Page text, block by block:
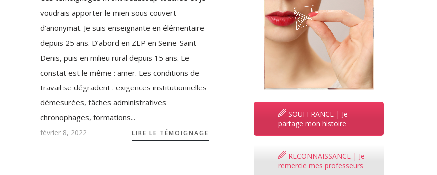
voudrais apporter le mien sous couvert
d’anonymat. Je suis enseignante en élémentaire
depuis 25 ans. D’abord en ZEP en Seine-Saint-
Denis, puis en milieu rural depuis 15 ans. Le
constat est le même : amer. Les conditions de
travail se dégradent : exigences institutionnelles
démesurées, tâches administratives
chronophages, formations...
février 8, 2022 LIRE LE TÉMOIGNAGE
SOUFFRANCE | Je
partage mon histoire
RECONNAISSANCE | Je
remercie mes professeurs